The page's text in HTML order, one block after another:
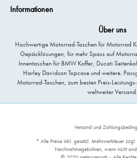
Informationen
Über uns
Hochwertige Motorrad-Taschen für Motorrad
Gepäcklösungen, für mehr Spass auf
Innentaschen für BMW Koffer, Ducati
Harley Davidson Topcase und weitere.
Motorrad-Taschen, zum besten Preis-
weltweiter Versand.
Versand und
* Alle Preise inkl. gesetzl. Mehrwertsteuer zzgl.
Nachnahmegebühren, wenn nicht